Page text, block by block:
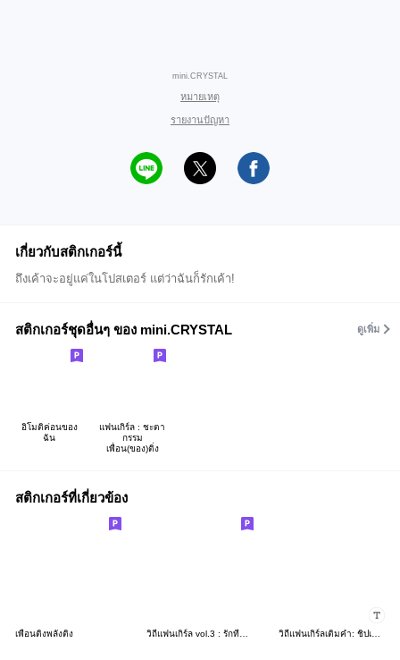
mini.CRYSTAL
หมายเหตุ
รายงานปัญหา
เกี่ยวกับสติกเกอร์นี้
ถึงเค้าจะอยู่แค่ในโปสเตอร์ แต่ว่าฉันก็รักเค้า!
สติกเกอร์ชุดอื่นๆ ของ mini.CRYSTAL ดูเพิ่ม
อิโมติค่อนของ
ฉัน
แฟนเกิร์ล : ชะตา
กรรม
เพื่อน(ของ)ติ่ง
สติกเกอร์ที่เกี่ยวข้อง
เพื่อนติ่งพลังติ่ง วิถีแฟนเกิร์ล vol.3 : รักที่แสนห่างไกล วิถีแฟนเกิร์ลเติมคำ: ชิปเปอร์ไม่มีวันตาย